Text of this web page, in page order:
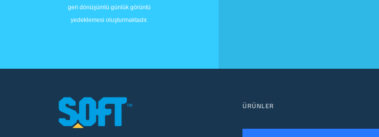
geri dönüşümlü günlük görüntü
yedeklemesi oluşturmaktadır.
ÜRÜNLER